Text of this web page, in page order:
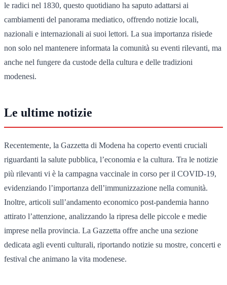
le radici nel 1830, questo quotidiano ha saputo adattarsi ai
cambiamenti del panorama mediatico, offrendo notizie locali,
nazionali e internazionali ai suoi lettori. La sua importanza risiede
non solo nel mantenere informata la comunità su eventi rilevanti, ma
anche nel fungere da custode della cultura e delle tradizioni
modenesi.
Le ultime notizie
Recentemente, la Gazzetta di Modena ha coperto eventi cruciali
riguardanti la salute pubblica, l’economia e la cultura. Tra le notizie
più rilevanti vi è la campagna vaccinale in corso per il COVID-19,
evidenziando l’importanza dell’immunizzazione nella comunità.
Inoltre, articoli sull’andamento economico post-pandemia hanno
attirato l’attenzione, analizzando la ripresa delle piccole e medie
imprese nella provincia. La Gazzetta offre anche una sezione
dedicata agli eventi culturali, riportando notizie su mostre, concerti e
festival che animano la vita modenese.